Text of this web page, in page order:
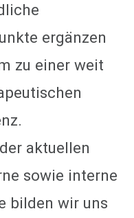
ergänzen
zu einer weit
aktuellen
sowie interne
bilden wir uns